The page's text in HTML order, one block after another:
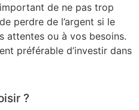
de ne pas trop
perdre de l’argent si le
attentes ou à vos besoins.
préférable d’investir dans
?